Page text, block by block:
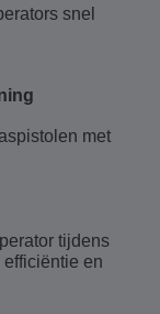
snel
met
tijdens
en